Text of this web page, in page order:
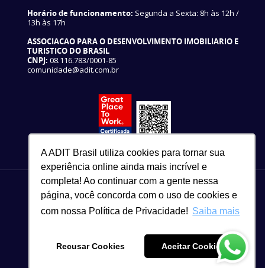
A ADIT Brasil utiliza cookies para tornar sua
experiência online ainda mais incrível e
completa! Ao continuar com a gente nessa
página, você concorda com o uso de cookies e
com nossa Política de Privacidade! Saiba mais
Recusar Cookies Aceitar Cookies
Horário de funcionamento: Segunda a Sexta: 8h às 12h /
13h às 17h
ASSOCIACAO PARA O DESENVOLVIMENTO IMOBILIARIO E
TURISTICO DO BRASIL
CNPJ: 08.116.783/0001-85
comunidade@adit.com.br
Copyright © 2021